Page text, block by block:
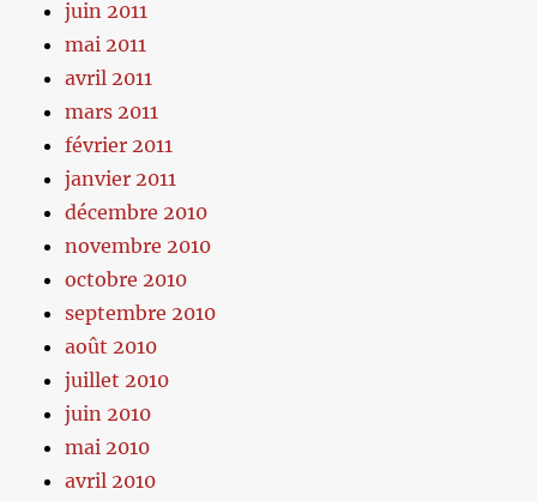
juin 2011
mai 2011
avril 2011
mars 2011
février 2011
janvier 2011
décembre 2010
novembre 2010
octobre 2010
septembre 2010
août 2010
juillet 2010
juin 2010
mai 2010
avril 2010